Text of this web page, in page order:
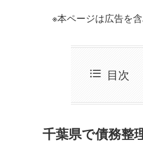
※本ページは広告を
目次
千葉県で債務整